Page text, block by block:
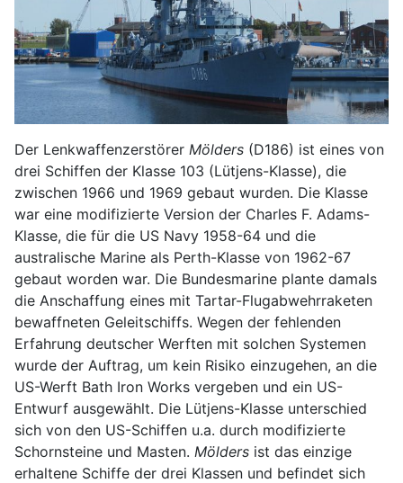
Der Lenkwaffenzerstörer Mölders (D186) ist eines von
drei Schiffen der Klasse 103 (Lütjens-Klasse), die
zwischen 1966 und 1969 gebaut wurden. Die Klasse
war eine modifizierte Version der Charles F. Adams-
Klasse, die für die US Navy 1958-64 und die
australische Marine als Perth-Klasse von 1962-67
gebaut worden war. Die Bundesmarine plante damals
die Anschaffung eines mit Tartar-Flugabwehrraketen
bewaffneten Geleitschiffs. Wegen der fehlenden
Erfahrung deutscher Werften mit solchen Systemen
wurde der Auftrag, um kein Risiko einzugehen, an die
US-Werft Bath Iron Works vergeben und ein US-
Entwurf ausgewählt. Die Lütjens-Klasse unterschied
sich von den US-Schiffen u.a. durch modifizierte
Schornsteine und Masten. Mölders ist das einzige
erhaltene Schiffe der drei Klassen und befindet sich